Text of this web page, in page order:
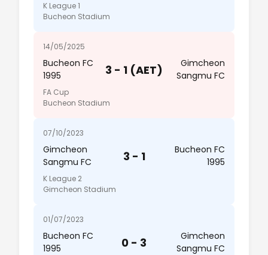
K League 1
Bucheon Stadium
14/05/2025
Bucheon FC
1995
3 - 1 (AET)
Gimcheon
Sangmu FC
FA Cup
Bucheon Stadium
07/10/2023
Gimcheon
Sangmu FC
3 - 1
Bucheon FC
1995
K League 2
Gimcheon Stadium
01/07/2023
Bucheon FC
1995
0 - 3
Gimcheon
Sangmu FC